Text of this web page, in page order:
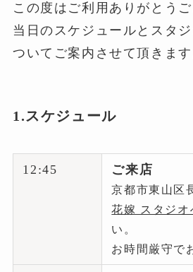
この度はご利用ありがとうご
当日のスケジュールとスタ
ついてご案内させて頂きます
1.スケジュール
12:45 ご来店
京都市東山区
花嫁 スタジオ
い。
お時間厳守で